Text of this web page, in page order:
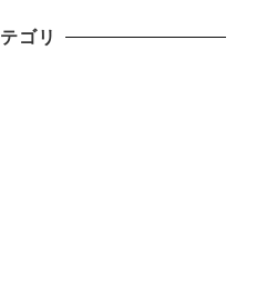
ゴリ